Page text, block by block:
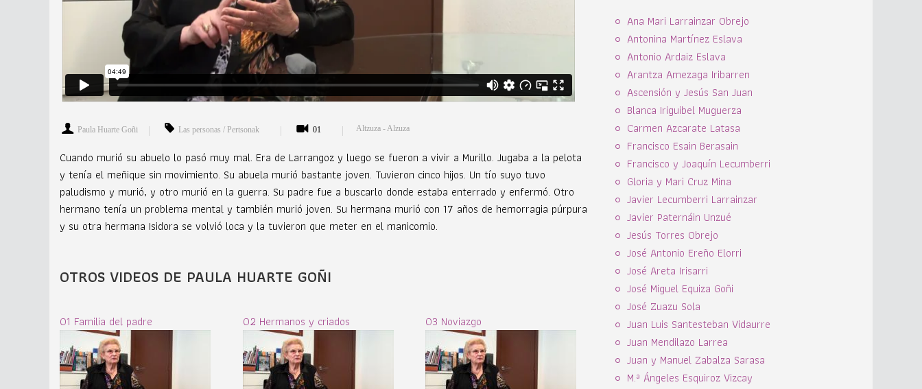
Paula Huarte Goñi Las personas / Pertsonak 01 Altzuza - Alzuza
Cuando murió su abuelo lo pasó muy mal. Era de Larrangoz y luego se fueron a vivir a Murillo. Jugaba a la pelota
y tenía el meñique sin movimiento. Su abuela murió bastante joven. Tuvieron cinco hijos. Un tío suyo tuvo
paludismo y murió, y otro murió en la guerra. Su padre fue a buscarlo donde estaba enterrado y enfermó. Otro
hermano tenía un problema mental y también murió joven. Su hermana murió con 17 años de hemorragia púrpura
y su otra hermana Isidora se volvió loca y la tuvieron que meter en el manicomio.
OTROS VIDEOS DE PAULA HUARTE GOÑI
01 Familia del padre 02 Hermanos y criados 03 Noviazgo
Ana Mari Larrainzar Obrejo
Antonina Martínez Eslava
Antonio Ardaiz Eslava
Arantza Amezaga Iribarren
Ascensión y Jesús San Juan
Blanca Iriguibel Muguerza
Carmen Azcarate Latasa
Francisco Esain Berasain
Francisco y Joaquín Lecumberri
Gloria y Mari Cruz Mina
Javier Lecumberri Larrainzar
Javier Paternáin Unzué
Jesús Torres Obrejo
José Antonio Ereño Elorri
José Areta Irisarri
José Miguel Equiza Goñi
José Zuazu Sola
Juan Luis Santesteban Vidaurre
Juan Mendilazo Larrea
Juan y Manuel Zabalza Sarasa
M.ª Ángeles Esquiroz Vizcay